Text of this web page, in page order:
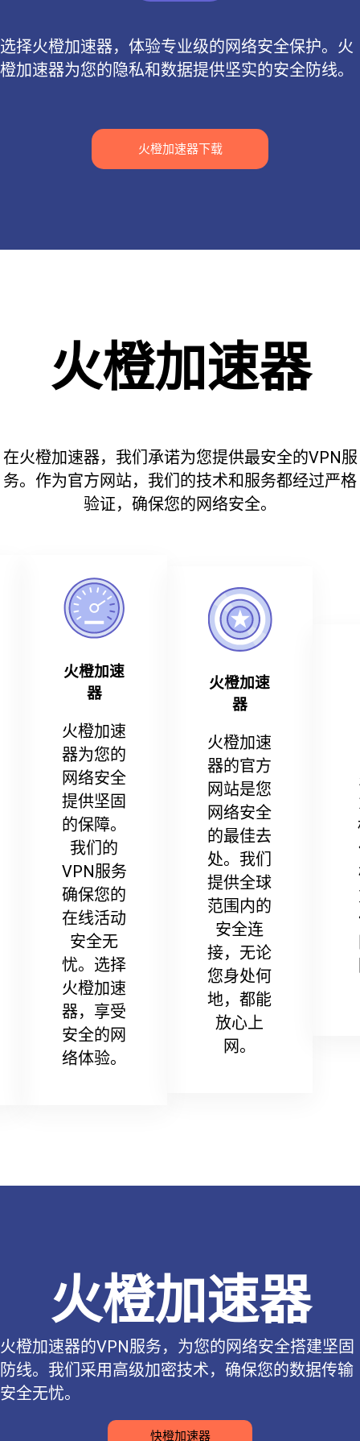
选择火橙加速器，体验专业级的网络安全保护。火
橙加速器为您的隐私和数据提供坚实的安全防线。
火橙加速器下载
火橙加速器
在火橙加速器，我们承诺为您提供最安全的VPN服
务。作为官方网站，我们的技术和服务都经过严格
验证，确保您的网络安全。
火橙加速
器
火橙加速
器为您的
网络安全
提供坚固
的保障。
我们的
VPN服务
确保您的
在线活动
安全无
忧。选择
火橙加速
器，享受
安全的网
络体验。
火橙加速
器
火橙加速
器的官方
网站是您
网络安全
的最佳去
处。我们
提供全球
范围内的
安全连
接，无论
您身处何
地，都能
放心上
网。
火橙加速器
火橙加速器的VPN服务，为您的网络安全搭建坚固
防线。我们采用高级加密技术，确保您的数据传输
安全无忧。
快橙加速器